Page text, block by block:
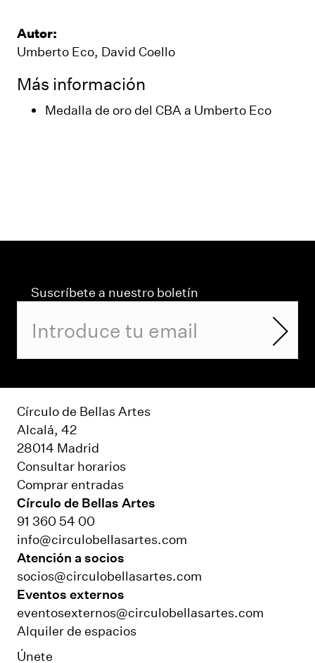
Autor:
Umberto Eco, David Coello
Más información
Medalla de oro del CBA a Umberto Eco
Suscríbete a nuestro boletín
Círculo de Bellas Artes
Alcalá, 42
28014 Madrid
Consultar horarios
Comprar entradas
Círculo de Bellas Artes
91 360 54 00
info@circulobellasartes.com
Atención a socios
socios@circulobellasartes.com
Eventos externos
eventosexternos@circulobellasartes.com
Alquiler de espacios
Únete